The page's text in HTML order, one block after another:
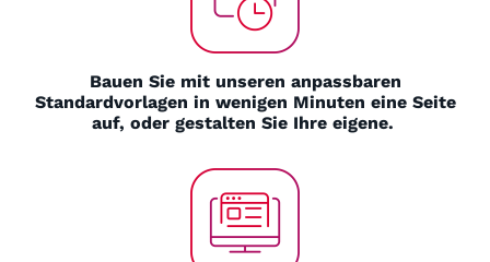
Bauen Sie mit unseren anpassbaren
Standardvorlagen in wenigen Minuten eine Seite
auf, oder gestalten Sie Ihre eigene.